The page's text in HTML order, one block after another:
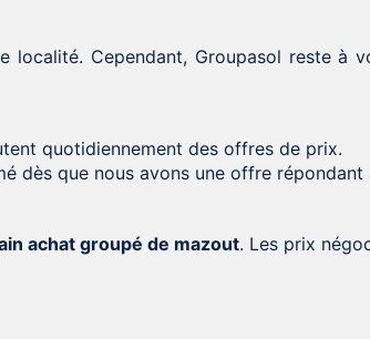
Cependant, Groupasol reste à
quotidiennement des offres de prix.
dès que nous avons une offre répondant
achat groupé de mazout. Les prix